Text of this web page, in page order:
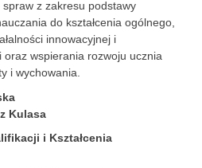
z zakresu podstawy
do kształcenia ogólnego,
innowacyjnej i
wspierania rozwoju ucznia
i wychowania.
Kulasa
i Kształcenia